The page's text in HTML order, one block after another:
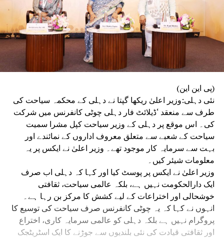
(پی این این)
نئی دہلی:وزیر اعلیٰ ریکھا گپتا نے دہلی کے محکمہ سیاحت کی
طرف سے منعقد ‘ڈیلائٹ فار دہلی چوٹی کانفرنس میں شرکت
کی۔ اس موقع پر دہلی کے وزیر سیاحت کپل مشرا سمیت
سیاحت کے شعبے سے متعلق معروف اداروں کے نمائندے اور
بہت سے سرمایہ کار موجود تھے۔ وزیر اعلیٰ نے ایکس پر یہ
معلومات شیئر کیں۔
وزیر اعلیٰ نے ایکس پر پوسٹ کیا اور کہا کہ دہلی اب صرف
ایک دارالحکومت نہیں ہے، بلکہ عالمی سیاحت، ثقافتی
خوشحالی اور اختراعات کے لیے کشش کا مرکز بن رہا ہے۔
انہوں نے کہا کہ یہ چوٹی کانفرنس صرف سیاحت کی توسیع کا
پروگرام نہیں ہے بلکہ دہلی کو عالمی سرمایہ کاری، اختراع
اور ثقافتی قیادت کی نئی بلندیوں سے جوڑنے کا ایک اسٹریٹجک